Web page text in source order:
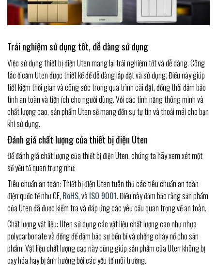
Trải nghiệm sử dụng tốt, dễ dàng sử dụng
Việc sử dụng thiết bị điện Uten mang lại trải nghiệm tốt và dễ dàng. Công
tắc ổ cắm Uten được thiết kế để dễ dàng lắp đặt và sử dụng. Điều này giúp
tiết kiệm thời gian và công sức trong quá trình cài đặt, đồng thời đảm bảo
tính an toàn và tiện ích cho người dùng. Với các tính năng thông minh và
chất lượng cao, sản phẩm Uten sẽ mang đến sự tự tin và thoải mái cho bạn
khi sử dụng.
Đánh giá chất lượng của thiết bị điện Uten
Để đánh giá chất lượng của thiết bị điện Uten, chúng ta hãy xem xét một
số yếu tố quan trọng như:
Tiêu chuẩn an toàn: Thiết bị điện Uten tuân thủ các tiêu chuẩn an toàn
điện quốc tế như CE, RoHS, và ISO 9001. Điều này đảm bảo rằng sản phẩm
của Uten đã được kiểm tra và đáp ứng các yêu cầu quan trọng về an toàn.
Chất lượng vật liệu: Uten sử dụng các vật liệu chất lượng cao như nhựa
polycarbonate và đồng để đảm bảo sự bền bỉ và chống cháy nổ cho sản
phẩm. Vật liệu chất lượng cao này cũng giúp sản phẩm của Uten không bị
oxy hóa hay bị ảnh hưởng bởi các yếu tố môi trường.